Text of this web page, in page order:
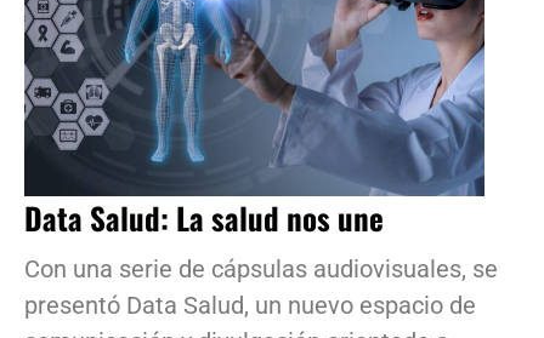
Data Salud: La salud nos une
Con una serie de cápsulas audiovisuales, se
presentó Data Salud, un nuevo espacio de